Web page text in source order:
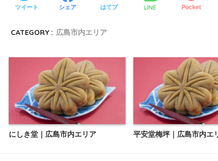
ツイート シェア はてブ LINE Pocket
CATEGORY : 広島市内エリア
にしき堂｜広島市内エリア 平安堂梅坪｜広島市内エ